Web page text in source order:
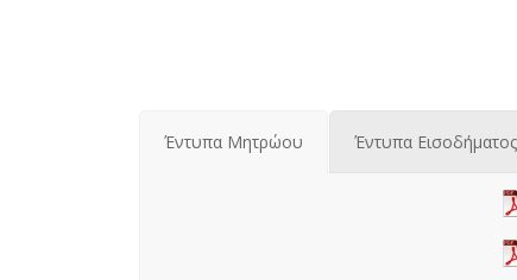
Έντυπα Μητρώου Έντυπα Εισοδήματος